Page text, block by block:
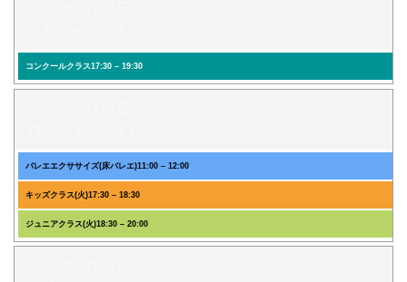
コンクールクラス17:30 – 19:30
バレエエクササイズ(床バレエ)11:00 – 12:00
キッズクラス(火)17:30 – 18:30
ジュニアクラス(火)18:30 – 20:00